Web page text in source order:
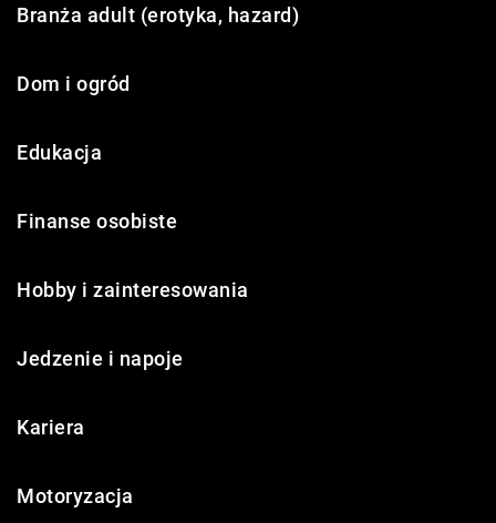
Branża adult (erotyka, hazard)
Dom i ogród
Edukacja
Finanse osobiste
Hobby i zainteresowania
Jedzenie i napoje
Kariera
Motoryzacja